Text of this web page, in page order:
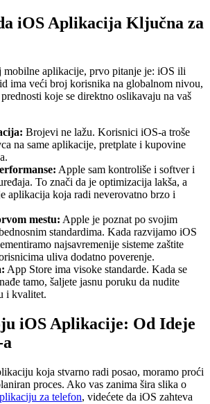
iOS Aplikacija Ključna za
mobilne aplikacije, prvo pitanje je: iOS ili
ima veći broj korisnika na globalnom nivou,
koje se direktno oslikavaju na vaš
Brojevi ne lažu. Korisnici iOS-a troše
na same aplikacije, pretplate i kupovine
Apple sam kontroliše i softver i
To znači da je optimizacija lakša, a
aplikacija koja radi neverovatno brzo i
mestu: Apple je poznat po svojim
standardima. Kada razvijamo iOS
najsavremenije sisteme zaštite
uliva dodatno poverenje.
App Store ima visoke standarde. Kada se
tamo, šaljete jasnu poruku da nudite
i kvalitet.
iOS Aplikacije: Od Ideje
koja stvarno radi posao, moramo proći
proces. Ako vas zanima šira slika o
za telefon, videćete da iOS zahteva